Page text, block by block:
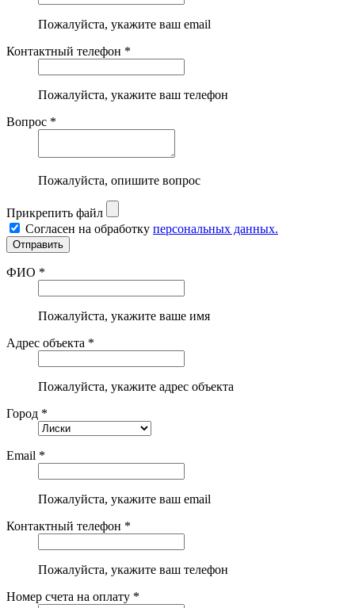
Пожалуйста, укажите ваш email
Контактный телефон *
Пожалуйста, укажите ваш телефон
Вопрос *
Пожалуйста, опишите вопрос
Прикрепить файл
Согласен на обработку персональных данных.
ФИО *
Пожалуйста, укажите ваше имя
Адрес объекта *
Пожалуйста, укажите адрес объекта
Город *
Email *
Пожалуйста, укажите ваш email
Контактный телефон *
Пожалуйста, укажите ваш телефон
Номер счета на оплату *